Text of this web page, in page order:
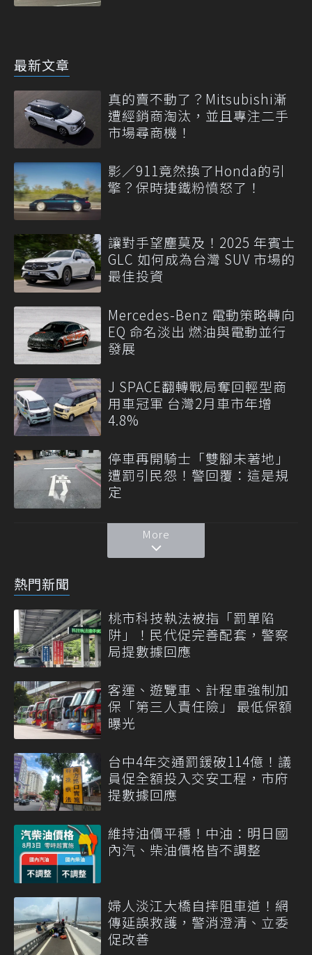
最新文章
真的賣不動了？Mitsubishi漸
遭經銷商淘汰，並且專注二手
市場尋商機！
影／911竟然換了Honda的引
擎？保時捷鐵粉憤怒了！
讓對手望塵莫及！2025 年賓士
GLC 如何成為台灣 SUV 市場的
最佳投資
Mercedes-Benz 電動策略轉向
EQ 命名淡出 燃油與電動並行
發展
J SPACE翻轉戰局奪回輕型商
用車冠軍 台灣2月車市年增
4.8%
停車再開騎士「雙腳未著地」
遭罰引民怨！警回覆：這是規
定
More
熱門新聞
桃市科技執法被指「罰單陷
阱」！民代促完善配套，警察
局提數據回應
客運、遊覽車、計程車強制加
保「第三人責任險」 最低保額
曝光
台中4年交通罰鍰破114億！議
員促全額投入交安工程，市府
提數據回應
維持油價平穩！中油：明日國
內汽、柴油價格皆不調整
婦人淡江大橋自摔阻車道！網
傳延誤救護，警消澄清、立委
促改善